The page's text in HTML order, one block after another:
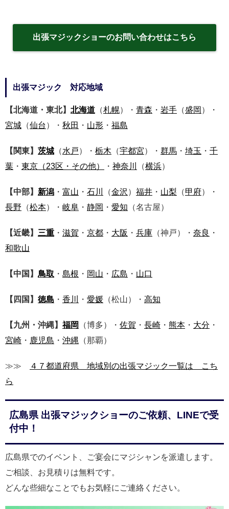
出張マジックショーのお問い合わせはこちら
出張マジック 対応地域
【北海道・東北】 北海道 （札幌）・ 青森 ・ 岩手 （盛岡 ）・
宮城 （仙台 ）・ 秋田 ・ 山形 ・ 福島
【関東】 茨城 （水戸）・ 栃木 （宇都宮）・ 群馬 ・ 埼玉 ・ 千
葉 ・ 東京 （23区・その他） ・ 神奈川 （横浜）
【中部】 新潟 ・ 富山 ・ 石川 （金沢 ） 福井 ・ 山梨 （甲府）・
長野 （松本）・ 岐阜 ・ 静岡 ・ 愛知 （名古屋）
【近畿】 三重 ・ 滋賀 ・ 京都 ・ 大阪 ・ 兵庫 （神戸）・ 奈良 ・
和歌山
【中国】 鳥取 ・ 島根 ・ 岡山 ・ 広島 ・ 山口
【四国】 徳島 ・ 香川 ・ 愛媛 （松山）・ 高知
【九州・沖縄】福岡 （博多）・ 佐賀 ・ 長崎 ・ 熊本 ・ 大分 ・
宮崎 ・ 鹿児島 ・ 沖縄 （那覇）
≫≫
４７都道府県 地域別の出張マジック一覧は こち
ら
広島県 出張マジックショーのご依頼、LINEで受
付中！
広島県でのイベント、ご宴会にマジシャンを派遣します。
ご相談、お見積りは無料です。
どんな些細なことでもお気軽にご連絡ください。